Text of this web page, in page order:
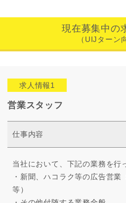
現在募集中の
（UIJターン
求人情報1
営業スタッフ
仕事内容
当社において、下記の業務を行
・新聞、ハコラク等の広告営業
等）